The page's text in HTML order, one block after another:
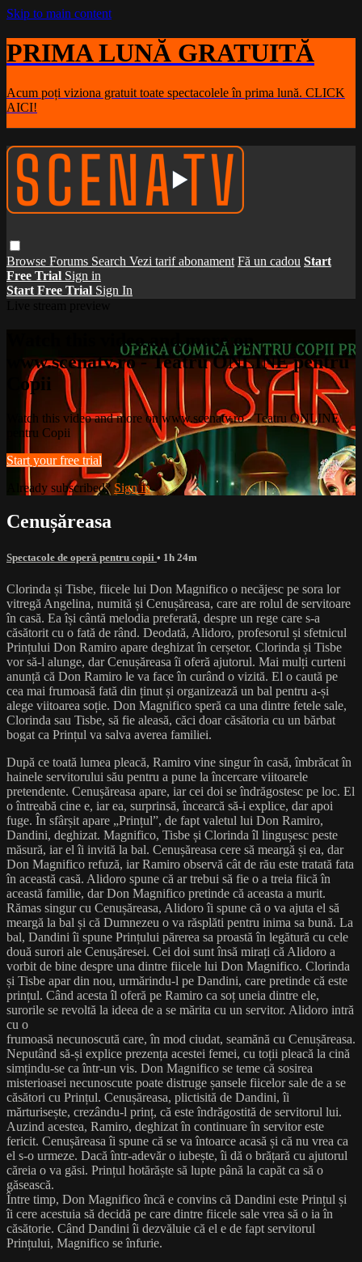
Skip to main content
PRIMA LUNĂ GRATUITĂ
Acum poți viziona gratuit toate spectacolele în prima lună. CLICK
AICI!
Browse Forums Search Vezi tarif abonament Fă un cadou Start
Free Trial Sign in
Start Free Trial Sign In
Watch this video and more on
www.scenatv.ro - Teatru ONLINE pentru
Copii
Watch this video and more on www.scenatv.ro - Teatru ONLINE
pentru Copii
Start your free trial
Already subscribed? Sign in
Cenușăreasa
Spectacole de operǎ pentru copii • 1h 24m
Clorinda și Tisbe, fiicele lui Don Magnifico o necăjesc pe sora lor
vitregă Angelina, numită și Cenușăreasa, care are rolul de servitoare
în casă. Ea își cântă melodia preferată, despre un rege care s-a
căsătorit cu o fată de rând. Deodată, Alidoro, profesorul și sfetnicul
Prințului Don Ramiro apare deghizat în cerșetor. Clorinda și Tisbe
vor să-l alunge, dar Cenușăreasa îi oferă ajutorul. Mai mulți curteni
anunță că Don Ramiro le va face în curând o vizită. El o caută pe
cea mai frumoasă fată din ținut și organizează un bal pentru a-și
alege viitoarea soție. Don Magnifico speră ca una dintre fetele sale,
Clorinda sau Tisbe, să fie aleasă, căci doar căsătoria cu un bărbat
bogat ca Prințul va salva averea familiei.
După ce toată lumea pleacă, Ramiro vine singur în casă, îmbrăcat în
hainele servitorului său pentru a pune la încercare viitoarele
pretendente. Cenușăreasa apare, iar cei doi se îndrăgostesc pe loc. El
o întreabă cine e, iar ea, surprinsă, încearcă să-i explice, dar apoi
fuge. În sfârșit apare „Prințul”, de fapt valetul lui Don Ramiro,
Dandini, deghizat. Magnifico, Tisbe și Clorinda îl lingușesc peste
măsură, iar el îi invită la bal. Cenușăreasa cere să meargă și ea, dar
Don Magnifico refuză, iar Ramiro observă cât de rău este tratată fata
în această casă. Alidoro spune că ar trebui să fie o a treia fiică în
această familie, dar Don Magnifico pretinde că aceasta a murit.
Rămas singur cu Cenușăreasa, Alidoro îi spune că o va ajuta el să
meargă la bal și că Dumnezeu o va răsplăti pentru inima sa bună. La
bal, Dandini îi spune Prințului părerea sa proastă în legătură cu cele
două surori ale Cenușăresei. Cei doi sunt însă mirați că Alidoro a
vorbit de bine despre una dintre fiicele lui Don Magnifico. Clorinda
și Tisbe apar din nou, urmărindu-l pe Dandini, care pretinde că este
prințul. Când acesta îl oferă pe Ramiro ca soț uneia dintre ele,
surorile se revoltă la ideea de a se mărita cu un servitor. Alidoro intră
cu o
frumoasă necunoscută care, în mod ciudat, seamănă cu Cenușăreasa.
Neputând să-și explice prezența acestei femei, cu toții pleacă la cină
simțindu-se ca într-un vis. Don Magnifico se teme că sosirea
misterioasei necunoscute poate distruge șansele fiicelor sale de a se
căsători cu Prințul. Cenușăreasa, plictisită de Dandini, îi
mărturisește, crezându-l prinț, că este îndrăgostită de servitorul lui.
Auzind acestea, Ramiro, deghizat în continuare în servitor este
fericit. Cenușăreasa îi spune că se va întoarce acasă și că nu vrea ca
el s-o urmeze. Dacă într-adevăr o iubește, îi dă o brățară cu ajutorul
căreia o va găsi. Prințul hotărăște să lupte până la capăt ca să o
găsească.
Între timp, Don Magnifico încă e convins că Dandini este Prințul și
îi cere acestuia să decidă pe care dintre fiicele sale vrea să o ia în
căsătorie. Când Dandini îi dezvăluie că el e de fapt servitorul
Prințului, Magnifico se înfurie.